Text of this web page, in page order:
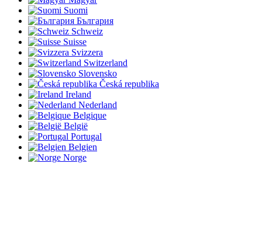
Suomi
България
Schweiz
Suisse
Svizzera
Switzerland
Slovensko
Česká republika
Ireland
Nederland
Belgique
België
Portugal
Belgien
Norge